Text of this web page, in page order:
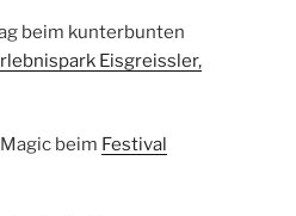
beim kunterbunten
Eisgreissler,
beim Festival